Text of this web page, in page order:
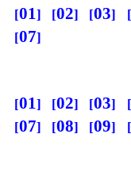
01 02 03
07
01 02 03
07
08 09